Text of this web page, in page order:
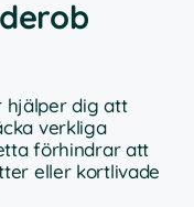
hjälper dig att
verkliga
förhindrar att
eller kortlivade